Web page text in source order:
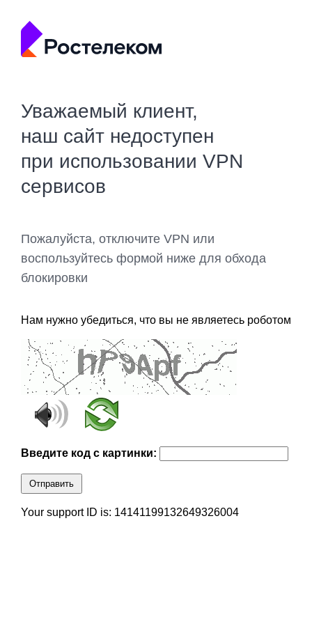
Уважаемый клиент,
наш сайт недоступен
при использовании VPN
сервисов
Пожалуйста, отключите VPN или
воспользуйтесь формой ниже для обхода
блокировки
Нам нужно убедиться, что вы не являетесь роботом
Введите код с картинки:
Отправить
Your support ID is: 14141199132649326004